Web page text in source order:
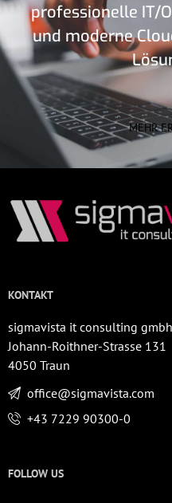
professionelle IT/
und moderne
MEHR
KONTAKT
sigmavista it consulting gmbh
Johann-Roithner-Strasse 131
4050 Traun
office@sigmavista.com
+43 7229 90300-0
FOLLOW US